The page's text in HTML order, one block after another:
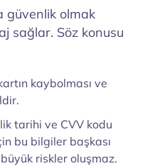
güvenlik olmak
sağlar. Söz konusu
kaybolması ve
tarihi ve CVV kodu
bu bilgiler başkası
riskler oluşmaz.